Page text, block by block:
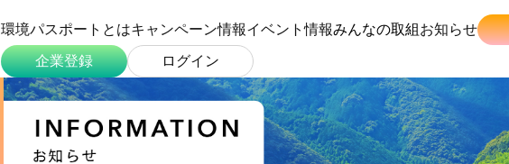
環境パスポートとはキャンペーン情報イベント情報みんなの取組お知らせ
企業登録 ログイン